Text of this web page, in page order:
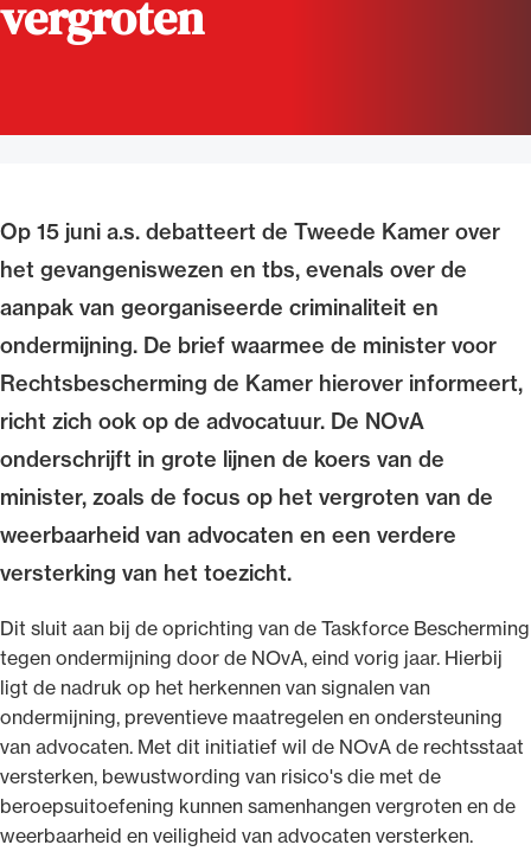
vergroten
Op 15 juni a.s. debatteert de Tweede Kamer over
het gevangeniswezen en tbs, evenals over de
aanpak van georganiseerde criminaliteit en
ondermijning. De brief waarmee de minister voor
Rechtsbescherming de Kamer hierover informeert,
richt zich ook op de advocatuur. De NOvA
onderschrijft in grote lijnen de koers van de
minister, zoals de focus op het vergroten van de
weerbaarheid van advocaten en een verdere
versterking van het toezicht.
Dit sluit aan bij de oprichting van de Taskforce Bescherming
tegen ondermijning door de NOvA, eind vorig jaar. Hierbij
ligt de nadruk op het herkennen van signalen van
ondermijning, preventieve maatregelen en ondersteuning
van advocaten. Met dit initiatief wil de NOvA de rechtsstaat
versterken, bewustwording van risico's die met de
beroepsuitoefening kunnen samenhangen vergroten en de
weerbaarheid en veiligheid van advocaten versterken.
Uitgelicht
Alle wet- en regelgeving voor de advocatuur.
Van de Advocatenwet tot de Verordening op
de advocatuur (Voda) en de Regeling op de
advocatuur (Roda).
Ondersteuning voor advocaten bij hun
beroepsuitoefening: van de advocatenpas tot
het rechtsgebiedenregister en